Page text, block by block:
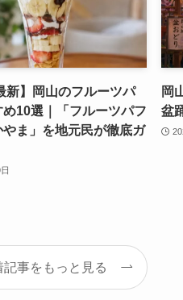
新】岡山のフルーツパ
め10選｜「フルーツパフ
やま」を地元民が徹底ガ
岡
盆
記事をもっと見る